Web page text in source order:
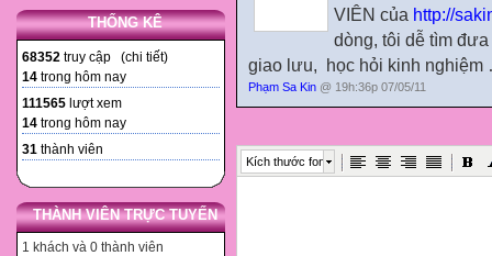
THỐNG KÊ
68352 truy cập (chi tiết)
14 trong hôm nay
111565 lượt xem
14 trong hôm nay
31 thành viên
THÀNH VIÊN TRỰC TUYẾN
1 khách và 0 thành viên
VIÊN của http://
dòng, tôi dễ tìm
giao lưu,
học hỏi kinh
Phạm Sa Kin @ 19h:36p 07/05/11
Kích thước font